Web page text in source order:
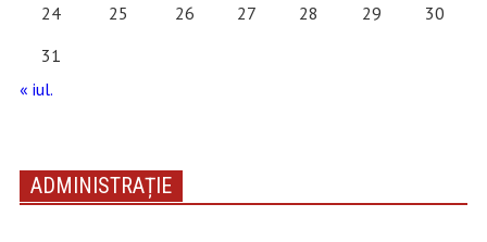
24
25 26 27 28 29
30
31
« iul.
ADMINISTRAȚIE